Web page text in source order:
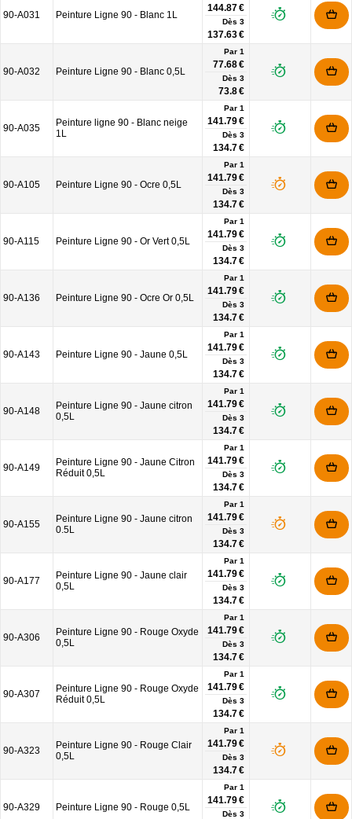
90-A031 Peinture Ligne 90 - Blanc 1L
144.87 €
Dès 3
137.63 €
90-A032 Peinture Ligne 90 - Blanc 0,5L
Par 1
77.68 €
Dès 3
73.8 €
90-A035
Peinture ligne 90 - Blanc neige
1L
Par 1
141.79 €
Dès 3
134.7 €
90-A105 Peinture Ligne 90 - Ocre 0,5L
Par 1
141.79 €
Dès 3
134.7 €
90-A115 Peinture Ligne 90 - Or Vert 0,5L
Par 1
141.79 €
Dès 3
134.7 €
90-A136 Peinture Ligne 90 - Ocre Or 0,5L
Par 1
141.79 €
Dès 3
134.7 €
90-A143 Peinture Ligne 90 - Jaune 0,5L
Par 1
141.79 €
Dès 3
134.7 €
90-A148
Peinture Ligne 90 - Jaune citron
0,5L
Par 1
141.79 €
Dès 3
134.7 €
90-A149
Peinture Ligne 90 - Jaune Citron
Réduit 0,5L
Par 1
141.79 €
Dès 3
134.7 €
90-A155
Peinture Ligne 90 - Jaune citron
0.5L
Par 1
141.79 €
Dès 3
134.7 €
90-A177
Peinture Ligne 90 - Jaune clair
0,5L
Par 1
141.79 €
Dès 3
134.7 €
90-A306
Peinture Ligne 90 - Rouge Oxyde
0,5L
Par 1
141.79 €
Dès 3
134.7 €
90-A307
Peinture Ligne 90 - Rouge Oxyde
Réduit 0,5L
Par 1
141.79 €
Dès 3
134.7 €
90-A323
Peinture Ligne 90 - Rouge Clair
0,5L
Par 1
141.79 €
Dès 3
134.7 €
90-A329 Peinture Ligne 90 - Rouge 0,5L
Par 1
141.79 €
Dès 3